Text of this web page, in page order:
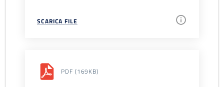
SCARICA FILE
PDF (169KB)